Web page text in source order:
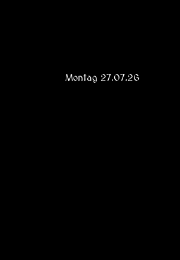
Montag 27.07.26